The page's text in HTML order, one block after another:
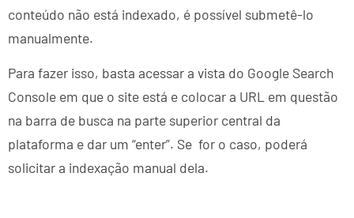
conteúdo não está indexado, é possível submetê-lo
manualmente.
Para fazer isso, basta acessar a vista do Google Search
Console em que o site está e colocar a URL em questão
na barra de busca na parte superior central da
plataforma e dar um “enter”. Se for o caso, poderá
solicitar a indexação manual dela.